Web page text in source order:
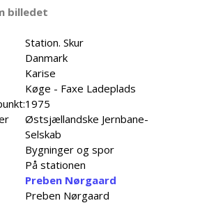
billedet
Station. Skur
Danmark
Karise
Køge - Faxe Ladeplads
1975
Østsjællandske Jernbane-
Selskab
Bygninger og spor
På stationen
Preben Nørgaard
Preben Nørgaard